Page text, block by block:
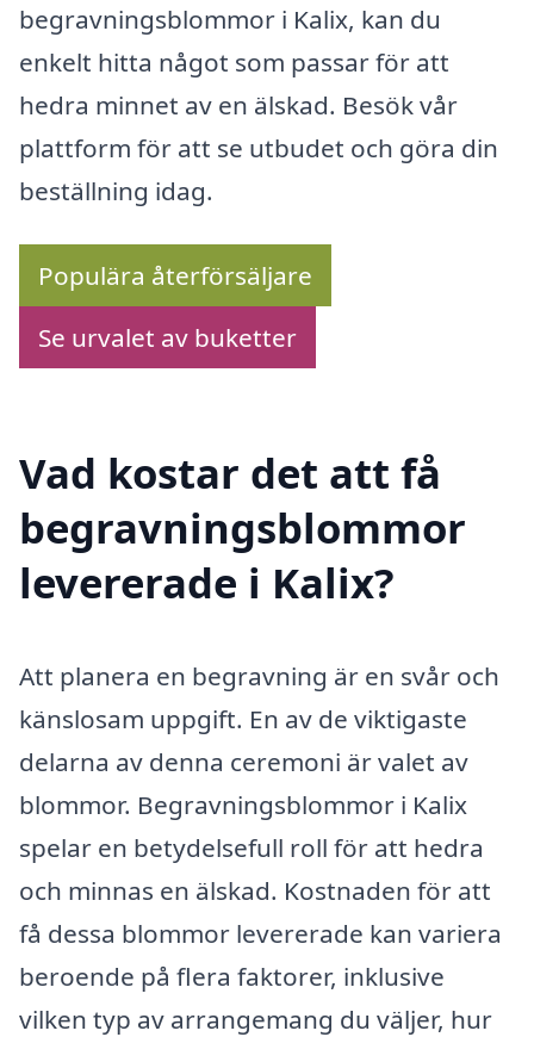
begravningsblommor i Kalix, kan du
enkelt hitta något som passar för att
hedra minnet av en älskad. Besök vår
plattform för att se utbudet och göra din
beställning idag.
Populära återförsäljare
Se urvalet av buketter
Vad kostar det att få
begravningsblommor
levererade i Kalix?
Att planera en begravning är en svår och
känslosam uppgift. En av de viktigaste
delarna av denna ceremoni är valet av
blommor. Begravningsblommor i Kalix
spelar en betydelsefull roll för att hedra
och minnas en älskad. Kostnaden för att
få dessa blommor levererade kan variera
beroende på flera faktorer, inklusive
vilken typ av arrangemang du väljer, hur